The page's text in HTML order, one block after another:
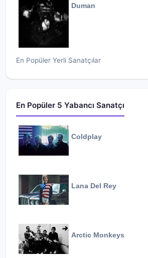
Duman
En Popüler Yerli Sanatçılar
En Popüler 5 Yabancı Sanatçı
Coldplay
Lana Del Rey
Arctic Monkeys